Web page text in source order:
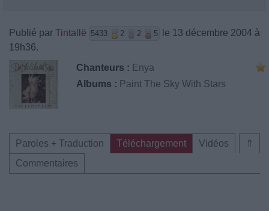
Publié par Tintallë 5433 2 2 5
le 13 décembre 2004 à
19h36.
Chanteurs : Enya
Albums : Paint The Sky With Stars
⇑
Paroles + Traduction Téléchargement
Vidéos
Commentaires